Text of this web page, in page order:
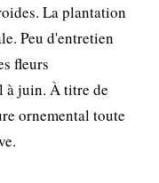
La plantation
Peu d'entretien
fleurs
à juin. À titre de
ornemental toute